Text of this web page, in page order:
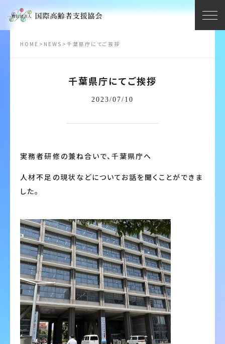
HOME > NEWS > 千葉県庁にてご挨拶
千葉県庁にてご挨拶
2023/07/10
実務者研修の兼ね合いで、千葉県庁へ
人材不足の現状などについてお話を聞くことができま
した。